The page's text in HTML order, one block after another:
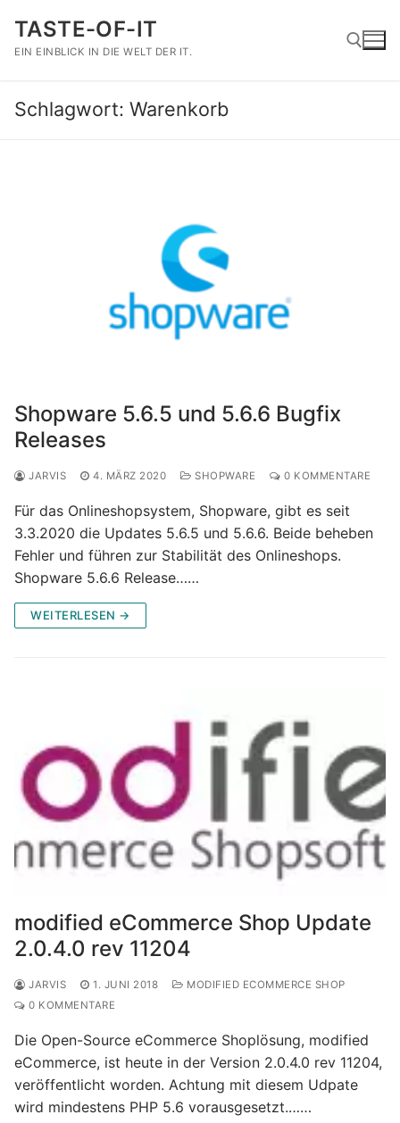
Inhalt
springen
TASTE-OF-IT
EIN EINBLICK IN DIE WELT DER IT.
Suchen nach:
Schlagwort: Warenkorb
Shopware 5.6.5 und 5.6.6 Bugfix
Releases
JARVIS 4. MÄRZ 2020 SHOPWARE 0 KOMMENTARE
Für das Onlineshopsystem, Shopware, gibt es seit
3.3.2020 die Updates 5.6.5 und 5.6.6. Beide beheben
Fehler und führen zur Stabilität des Onlineshops.
Shopware 5.6.6 Release……
WEITERLESEN →
modified eCommerce Shop Update
2.0.4.0 rev 11204
JARVIS 1. JUNI 2018
MODIFIED ECOMMERCE SHOP
0 KOMMENTARE
Die Open-Source eCommerce Shoplösung, modified
eCommerce, ist heute in der Version 2.0.4.0 rev 11204,
veröffentlicht worden. Achtung mit diesem Udpate
wird mindestens PHP 5.6 vorausgesetzt.……